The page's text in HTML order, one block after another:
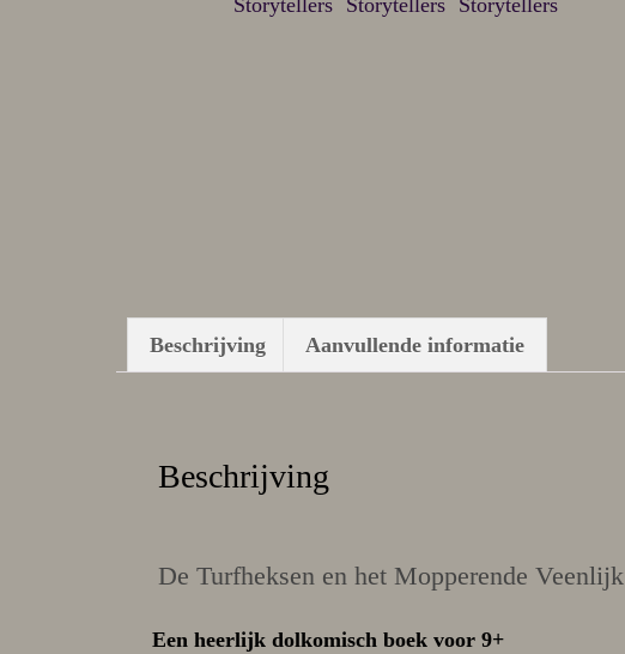
Beschrijving Aanvullende informatie
Beschrijving
De Turfheksen en het Mopperende Veenlijk
Een heerlijk dolkomisch boek voor 9+